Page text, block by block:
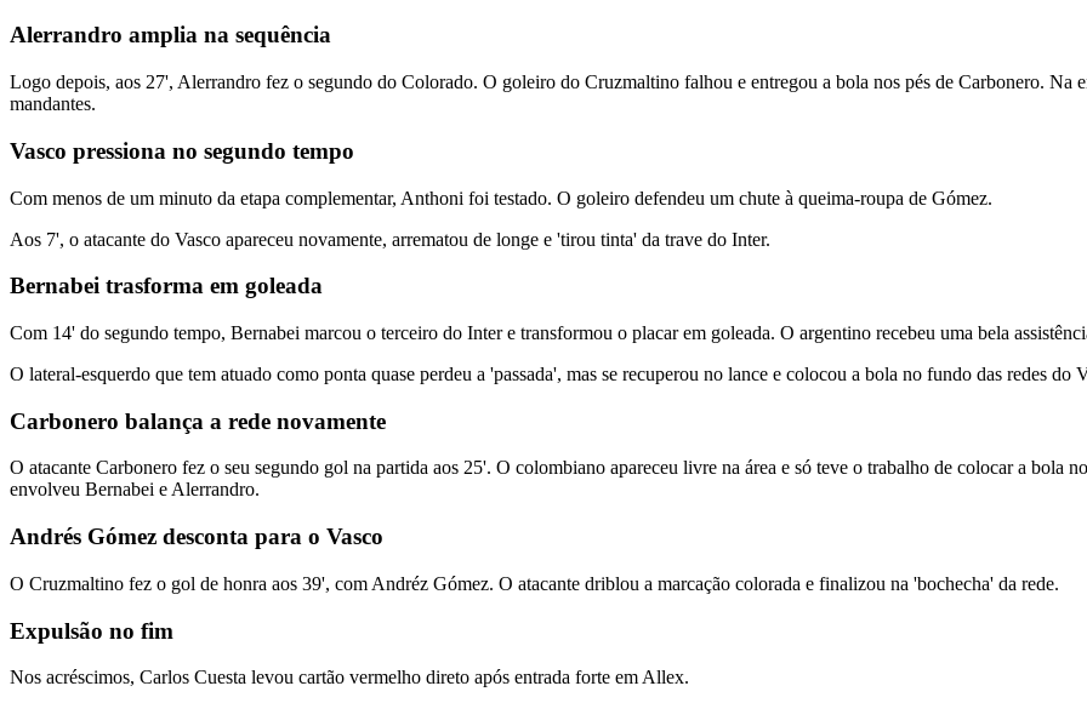
Alerrandro amplia na sequência
Logo depois, aos 27', Alerrandro fez o segundo do Colorado. O goleiro do Cruzmaltino falhou e entregou a bola nos pés de Carbonero. Na
mandantes.
Vasco pressiona no segundo tempo
Com menos de um minuto da etapa complementar, Anthoni foi testado. O goleiro defendeu um chute à queima-roupa de Gómez.
Aos 7', o atacante do Vasco apareceu novamente, arrematou de longe e 'tirou tinta' da trave do Inter.
Bernabei trasforma em goleada
Com 14' do segundo tempo, Bernabei marcou o terceiro do Inter e transformou o placar em goleada. O argentino recebeu uma bela
O lateral-esquerdo que tem atuado como ponta quase perdeu a 'passada', mas se recuperou no lance e colocou a bola no fundo das redes do
Carbonero balança a rede novamente
O atacante Carbonero fez o seu segundo gol na partida aos 25'. O colombiano apareceu livre na área e só teve o trabalho de colocar a bola
envolveu Bernabei e Alerrandro.
Andrés Gómez desconta para o Vasco
O Cruzmaltino fez o gol de honra aos 39', com Andréz Gómez. O atacante driblou a marcação colorada e finalizou na 'bochecha' da rede.
Expulsão no fim
Nos acréscimos, Carlos Cuesta levou cartão vermelho direto após entrada forte em Allex.